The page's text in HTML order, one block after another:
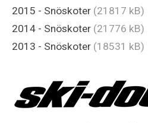
2015 - Snöskoter (21817 kB)
2014 - Snöskoter (21776 kB)
2013 - Snöskoter (18531 kB)